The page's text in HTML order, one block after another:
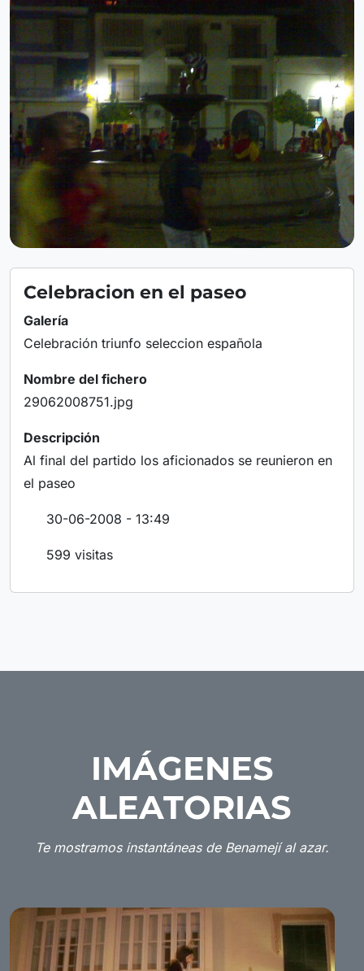
Celebracion en el paseo
Galería
Celebración triunfo seleccion española
Nombre del fichero
29062008751.jpg
Descripción
Al final del partido los aficionados se reunieron en
el paseo
30-06-2008 - 13:49
599 visitas
IMÁGENES
ALEATORIAS
Te mostramos instantáneas de Benamejí al azar.